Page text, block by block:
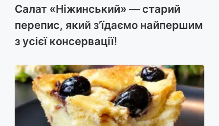
Салат «Ніжинський» — старий
перепис, який з’їдаємо найпершим
з усієї консервації!